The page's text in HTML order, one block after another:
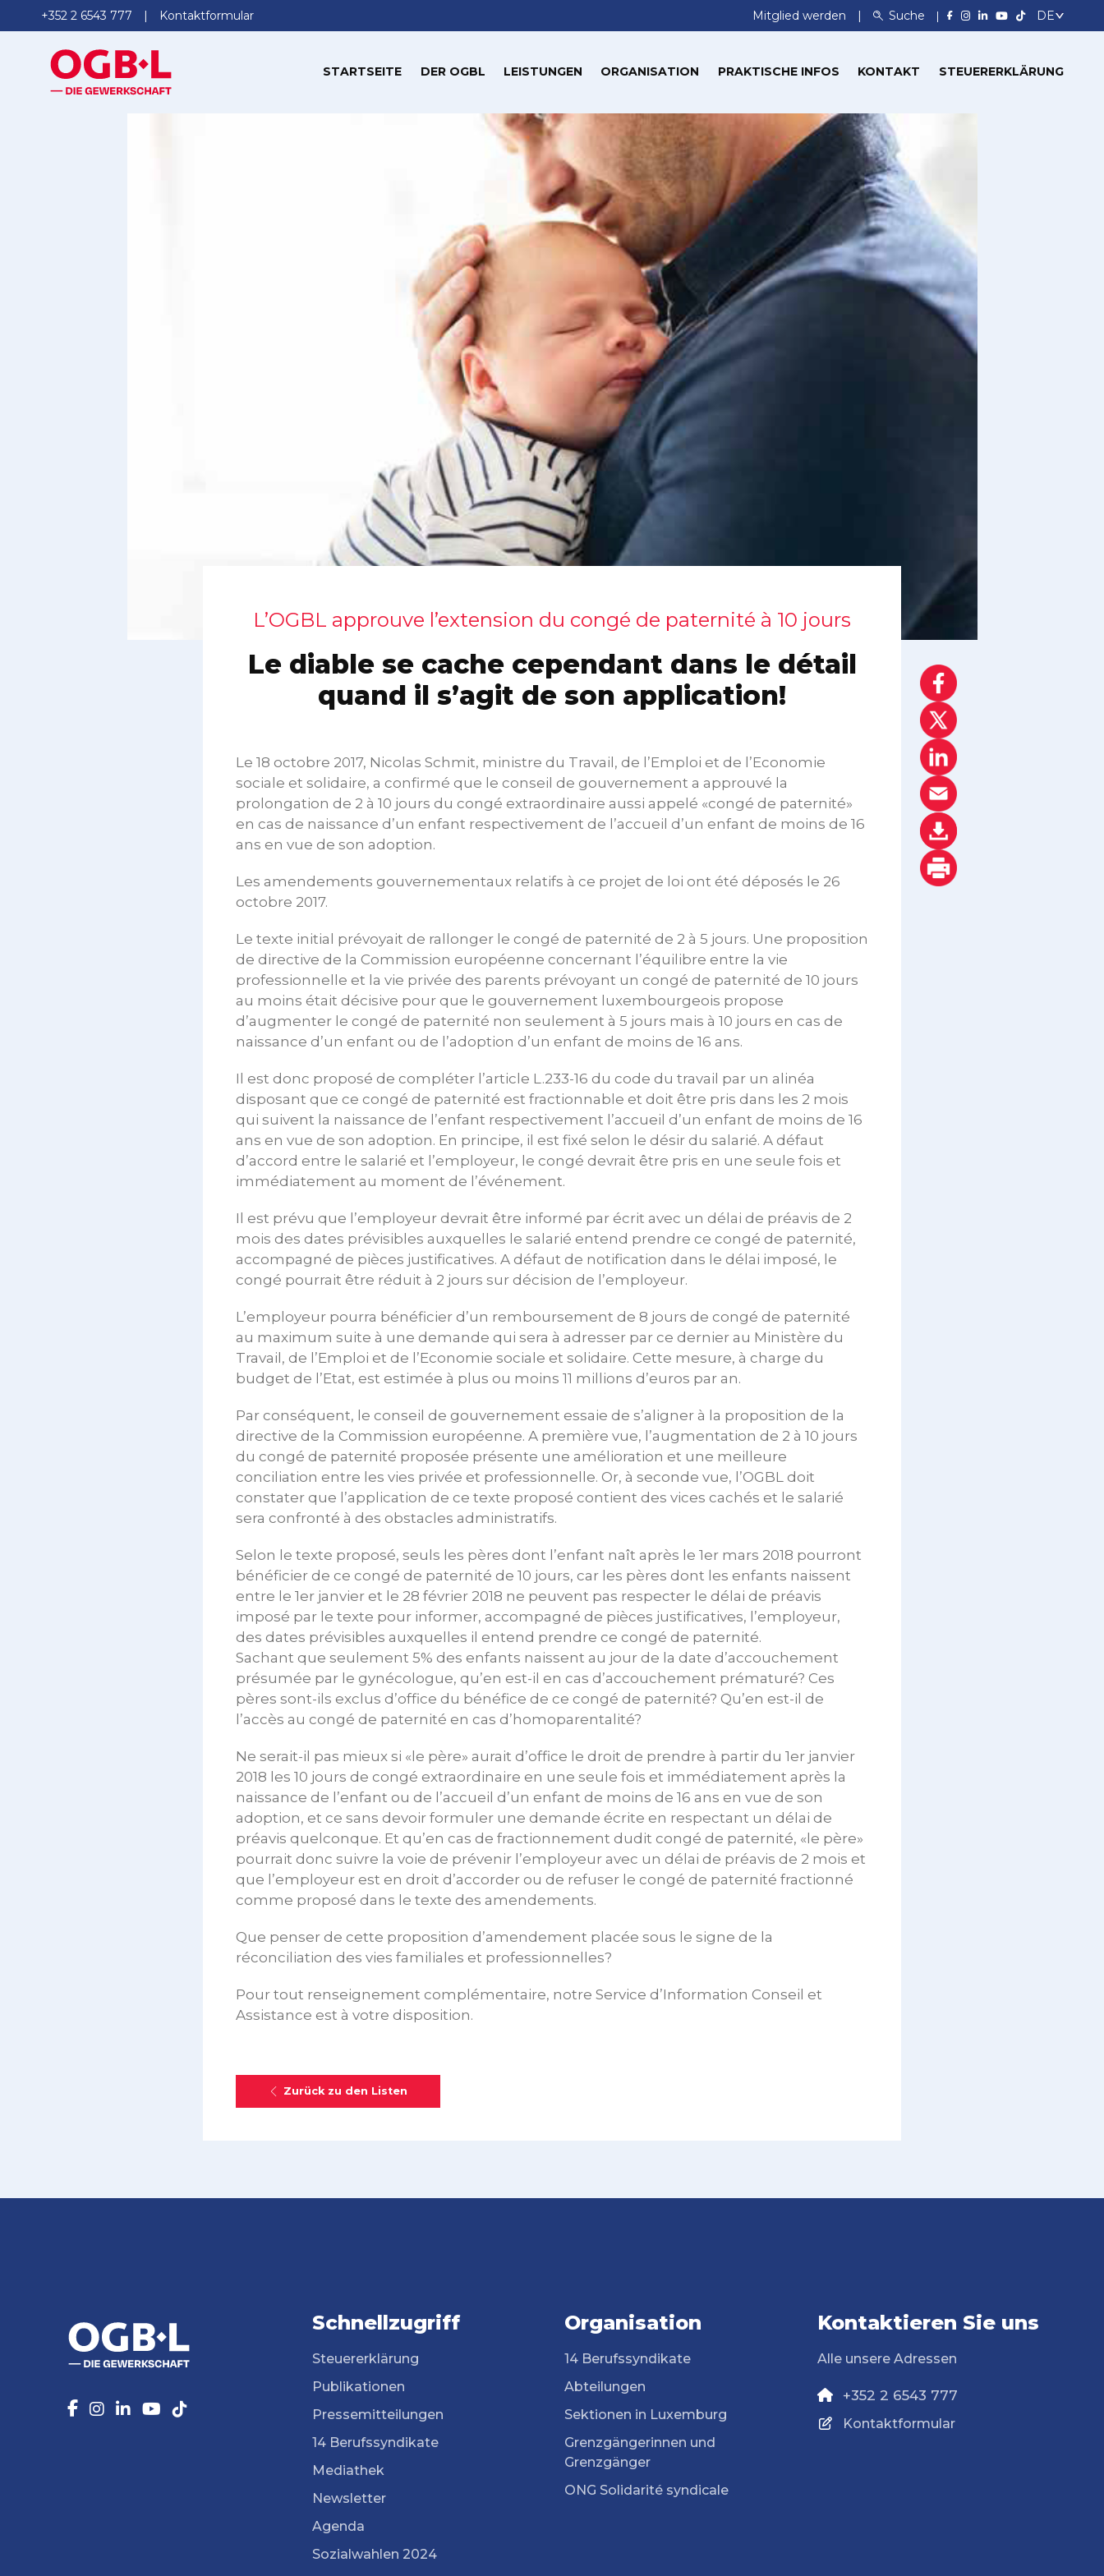
+352 2 6543 777 Kontaktformular Mitglied werden Suche
STARTSEITE DER OGBL LEISTUNGEN ORGANISATION PRAKTISCHE INFOS KONTAKT STEUERERKLÄRUNG
L’OGBL approuve l’extension du congé de paternité à 10 jours
Le diable se cache cependant dans le détail
quand il s’agit de son application!
Le 18 octobre 2017, Nicolas Schmit, ministre du Travail, de l’Emploi et de l’Economie
sociale et solidaire, a confirmé que le conseil de gouvernement a approuvé la
prolongation de 2 à 10 jours du congé extraordinaire aussi appelé «congé de paternité»
en cas de naissance d’un enfant respectivement de l’accueil d’un enfant de moins de 16
ans en vue de son adoption.
Les amendements gouvernementaux relatifs à ce projet de loi ont été déposés le 26
octobre 2017.
Le texte initial prévoyait de rallonger le congé de paternité de 2 à 5 jours. Une proposition
de directive de la Commission européenne concernant l’équilibre entre la vie
professionnelle et la vie privée des parents prévoyant un congé de paternité de 10 jours
au moins était décisive pour que le gouvernement luxembourgeois propose
d’augmenter le congé de paternité non seulement à 5 jours mais à 10 jours en cas de
naissance d’un enfant ou de l’adoption d’un enfant de moins de 16 ans.
Il est donc proposé de compléter l’article L.233-16 du code du travail par un alinéa
disposant que ce congé de paternité est fractionnable et doit être pris dans les 2 mois
qui suivent la naissance de l’enfant respectivement l’accueil d’un enfant de moins de 16
ans en vue de son adoption. En principe, il est fixé selon le désir du salarié. A défaut
d’accord entre le salarié et l’employeur, le congé devrait être pris en une seule fois et
immédiatement au moment de l’événement.
Il est prévu que l’employeur devrait être informé par écrit avec un délai de préavis de 2
mois des dates prévisibles auxquelles le salarié entend prendre ce congé de paternité,
accompagné de pièces justificatives. A défaut de notification dans le délai imposé, le
congé pourrait être réduit à 2 jours sur décision de l’employeur.
L’employeur pourra bénéficier d’un remboursement de 8 jours de congé de paternité
au maximum suite à une demande qui sera à adresser par ce dernier au Ministère du
Travail, de l’Emploi et de l’Economie sociale et solidaire. Cette mesure, à charge du
budget de l’Etat, est estimée à plus ou moins 11 millions d’euros par an.
Par conséquent, le conseil de gouvernement essaie de s’aligner à la proposition de la
directive de la Commission européenne. A première vue, l’augmentation de 2 à 10 jours
du congé de paternité proposée présente une amélioration et une meilleure
conciliation entre les vies privée et professionnelle. Or, à seconde vue, l’OGBL doit
constater que l’application de ce texte proposé contient des vices cachés et le salarié
sera confronté à des obstacles administratifs.
Selon le texte proposé, seuls les pères dont l’enfant naît après le 1er mars 2018 pourront
bénéficier de ce congé de paternité de 10 jours, car les pères dont les enfants naissent
entre le 1er janvier et le 28 février 2018 ne peuvent pas respecter le délai de préavis
imposé par le texte pour informer, accompagné de pièces justificatives, l’employeur,
des dates prévisibles auxquelles il entend prendre ce congé de paternité.
Sachant que seulement 5% des enfants naissent au jour de la date d’accouchement
présumée par le gynécologue, qu’en est-il en cas d’accouchement prématuré? Ces
pères sont-ils exclus d’office du bénéfice de ce congé de paternité? Qu’en est-il de
l’accès au congé de paternité en cas d’homoparentalité?
Ne serait-il pas mieux si «le père» aurait d’office le droit de prendre à partir du 1er janvier
2018 les 10 jours de congé extraordinaire en une seule fois et immédiatement après la
naissance de l’enfant ou de l’accueil d’un enfant de moins de 16 ans en vue de son
adoption, et ce sans devoir formuler une demande écrite en respectant un délai de
préavis quelconque. Et qu’en cas de fractionnement dudit congé de paternité, «le père»
pourrait donc suivre la voie de prévenir l’employeur avec un délai de préavis de 2 mois et
que l’employeur est en droit d’accorder ou de refuser le congé de paternité fractionné
comme proposé dans le texte des amendements.
Que penser de cette proposition d’amendement placée sous le signe de la
réconciliation des vies familiales et professionnelles?
Pour tout renseignement complémentaire, notre Service d’Information Conseil et
Assistance est à votre disposition.
Zurück zu den Listen
Schnellzugriff
Steuererklärung
Publikationen
Pressemitteilungen
14 Berufssyndikate
Mediathek
Newsletter
Agenda
Sozialwahlen 2024
Organisation
14 Berufssyndikate
Abteilungen
Sektionen in Luxemburg
Grenzgängerinnen und
Grenzgänger
ONG Solidarité syndicale
Kontaktieren Sie uns
Alle unsere Adressen
+352 2 6543 777
Kontaktformular